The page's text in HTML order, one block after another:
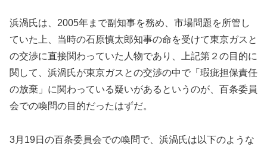
浜渦氏は、2005年まで副知事を務め、市場問題を所管し
ていた上、当時の石原慎太郎知事の命を受けて東京ガスと
の交渉に直接関わっていた人物であり、上記第２の目的に
関して、浜渦氏が東京ガスとの交渉の中で「瑕疵担保責任
の放棄」に関わっている疑いがあるというのが、百条委員
会での喚問の目的だったはずだ。
3月19日の百条委員会での喚問で、浜渦氏は以下のような